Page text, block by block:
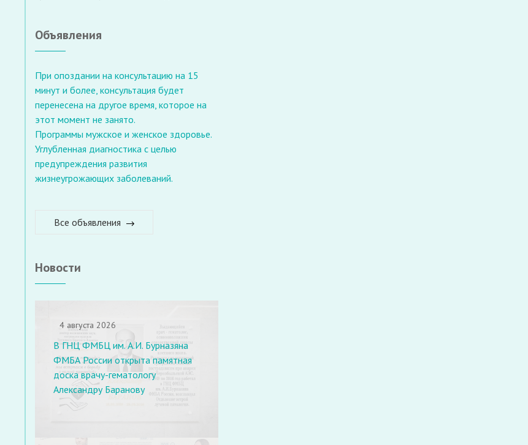
Объявления
При опоздании на консультацию на 15
минут и более, консультация будет
перенесена на другое время, которое на
этот момент не занято.
Программы мужское и женское здоровье.
Углубленная диагностика с целью
предупреждения развития
жизнеугрожающих заболеваний.
Все объявления
Новости
4 августа 2026
В ГНЦ ФМБЦ им. А.И. Бурназяна
ФМБА России открыта памятная
доска врачу-гематологу
Александру Баранову